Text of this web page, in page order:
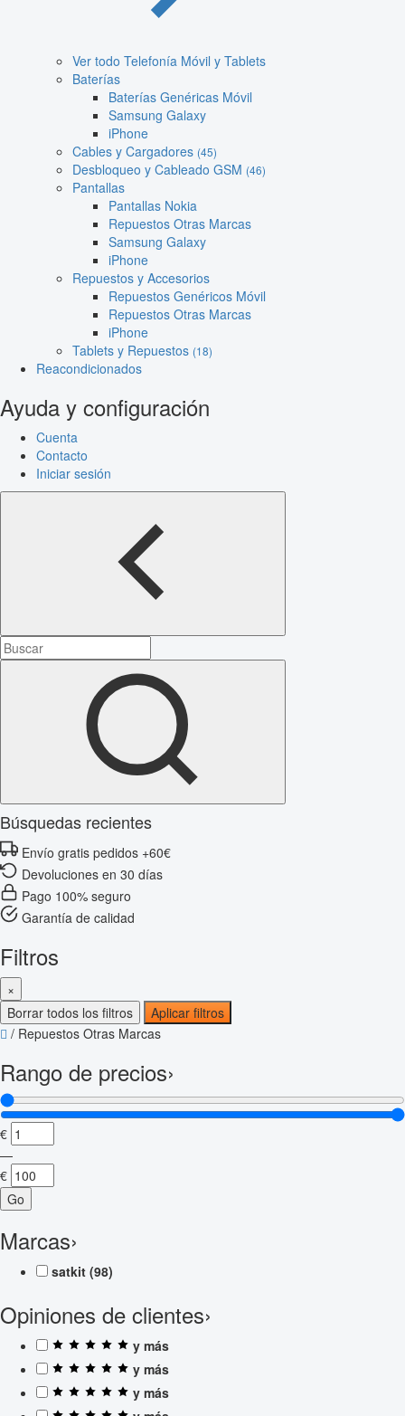
Ver todo Telefonía Móvil y Tablets
Baterías
Baterías Genéricas Móvil
Samsung Galaxy
iPhone
Cables y Cargadores (45)
Desbloqueo y Cableado GSM (46)
Pantallas
Pantallas Nokia
Repuestos Otras Marcas
Samsung Galaxy
iPhone
Repuestos y Accesorios
Repuestos Genéricos Móvil
Repuestos Otras Marcas
iPhone
Tablets y Repuestos (18)
Reacondicionados
Ayuda y configuración
Cuenta
Contacto
Iniciar sesión
Búsquedas recientes
Envío gratis pedidos +60€
Devoluciones en 30 días
Pago 100% seguro
Garantía de calidad
Filtros
×
Borrar todos los filtros
Aplicar filtros
/ Repuestos Otras Marcas
Rango de precios›
€
—
€
Go
Marcas›
satkit (98)
Opiniones de clientes›
y más
y más
y más